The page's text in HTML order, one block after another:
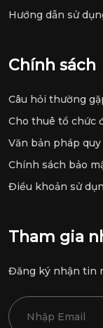
Hướng dẫn sử
Chính sách
Câu hỏi thường
Cho thuê tổ chức
Văn bản pháp quy
Chính sách bảo
Điều khoản sử
Tham gia
Đăng ký nhận tin